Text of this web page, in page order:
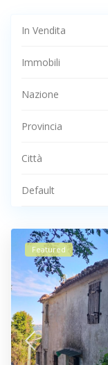
In Vendita
Immobili
Nazione
Provincia
Città
Default
Featured